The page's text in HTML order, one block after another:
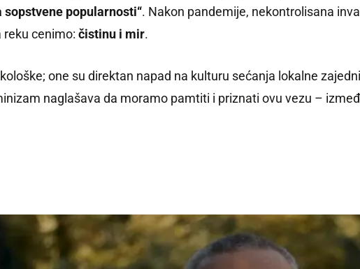
sopstvene popularnosti“. Nakon pandemije, nekontrolisana
reku cenimo: čistinu i mir.
one su direktan napad na kulturu sećanja lokalne
naglašava da moramo pamtiti i priznati ovu vezu –